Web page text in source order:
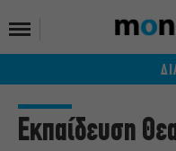
Εκπαίδευση